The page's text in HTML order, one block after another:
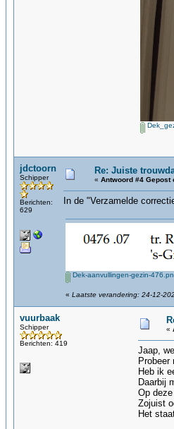
jdctoorn
Schipper
Berichten:
629
Re: Juiste
« Antwoord #4 Gepost
In de "Verzamelde
Dek-aanvullingen-gezin-
« Laatste verandering: 24-12-
vuurbaak
Schipper
Berichten: 419
«
Jaap,
Probeer
Heb ik
Daarbij
Op
Zojuist
Het